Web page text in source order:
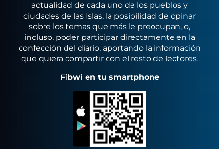
actualidad de cada uno de los pueblos y
ciudades de las Islas, la posibilidad de opinar
sobre los temas que más le preocupan, o,
incluso, poder participar directamente en la
confección del diario, aportando la información
que quiera compartir con el resto de lectores.
Fibwi en tu smartphone